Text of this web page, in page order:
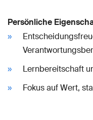
Persönliche
Lernbereitschaft
Fokus auf Wert,